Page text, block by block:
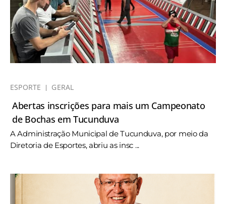
ESPORTE GERAL
Abertas inscrições para mais um Campeonato
de Bochas em Tucunduva
A Administração Municipal de Tucunduva, por meio da
Diretoria de Esportes, abriu as insc ...